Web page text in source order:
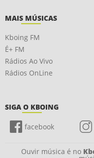
MAIS MÚSICAS
Kboing FM
É+ FM
Rádios Ao Vivo
Rádios OnLine
SIGA O KBOING
facebook
Ouvir música é no